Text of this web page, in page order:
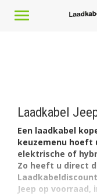
Toggle
Laadkabel
Een laadkabel
keuzemenu hoeft
elektrische of
Zo heeft u direct
Jeep op